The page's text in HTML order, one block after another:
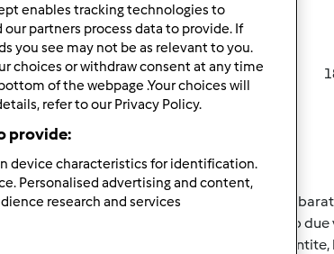
nooooo non sia mai!!
avete delle bucce di mela, mettetele in un
fate il rinfresco della pm!! Si puó fare una o
nutrono la pm.....ma....solo se ve la
enables tracking technologies to
partners process data to provide. If
you see may not be as relevant to you.
choices or withdraw consent at any time
of the webpage .Your choices will
refer to our Privacy Policy.
provide:
device characteristics for identification.
Personalised advertising and content,
research and services